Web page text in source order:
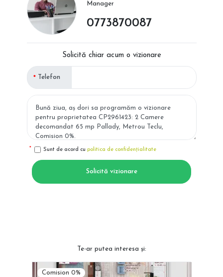
Manager
0773870087
Solicită chiar acum o vizionare
Telefon
Sunt de acord cu politica de confidențialitate
Solicită vizionare
Te-ar putea interesa și:
Comision 0%